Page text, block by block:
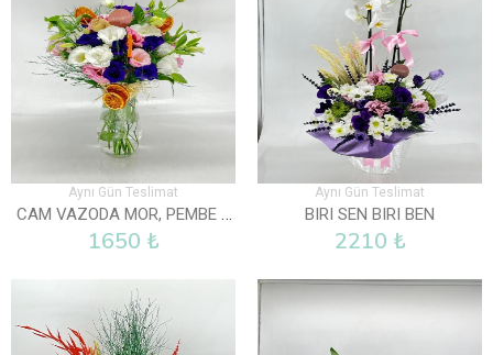
Aynı Gün Teslimat
CAM VAZODA MOR, PEMBE VE BEYAZ LISYANTUS
1650 ₺
Aynı Gün Teslimat
BIRI SEN BIRI BEN
2210 ₺